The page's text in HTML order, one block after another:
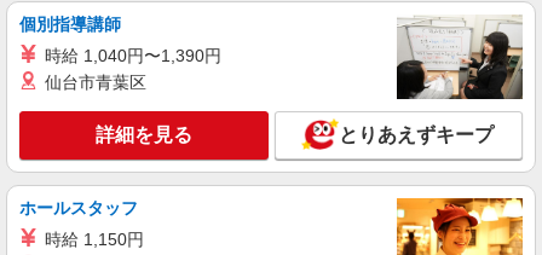
個別指導講師
時給 1,040円〜1,390円
仙台市青葉区
詳細を見る とりあえずキープ
ホールスタッフ
時給 1,150円